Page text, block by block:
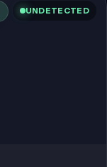
UNDETECTED